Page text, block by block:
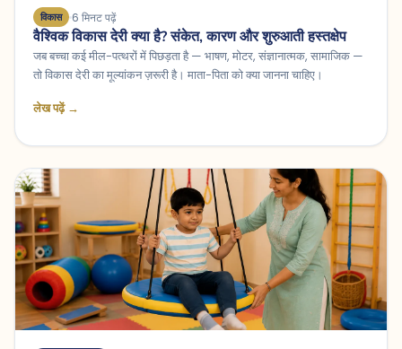
विकास 6 मिनट पढ़ें
वैश्विक विकास देरी क्या है? संकेत, कारण और शुरुआती हस्तक्षेप
जब बच्चा कई मील-पत्थरों में पिछड़ता है — भाषण, मोटर, संज्ञानात्मक, सामाजिक —
तो विकास देरी का मूल्यांकन ज़रूरी है। माता-पिता को क्या जानना चाहिए।
लेख पढ़ें →